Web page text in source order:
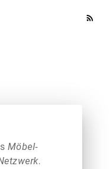
rss_feed
Möbel-